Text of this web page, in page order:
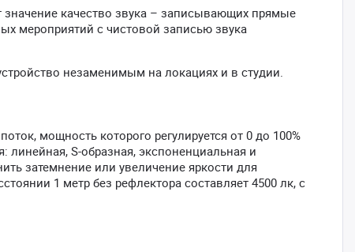
качество звука – записывающих прямые
мероприятий с чистовой записью звука
незаменимым на локациях и в студии.
мощность которого регулируется от 0 до 100%
S-образная, экспоненциальная и
затемнение или увеличение яркости для
1 метр без рефлектора составляет 4500 лк, с